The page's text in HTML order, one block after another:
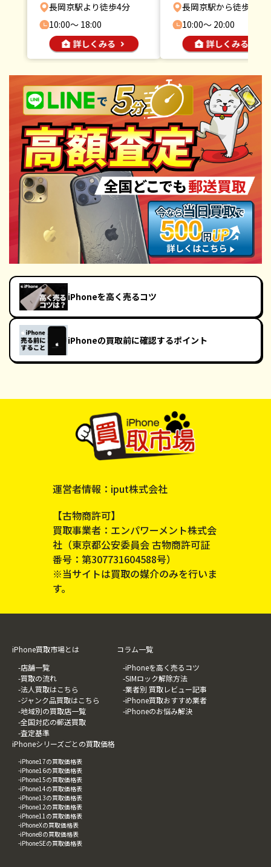
長岡京駅より徒歩4分
10:00〜 18:00
長岡京駅から徒歩14分
10:00〜 20:00
iPhoneを高く売るコツ
iPhoneの買取前に確認するポイント
iPhone買取市場とは
-店舗一覧
-買取の流れ
-法人買取はこちら
-ジャンク品買取はこちら
-地域別の買取店一覧
-全国対応の郵送買取
-査定基準
コラム一覧
-iPhoneを高く売るコツ
-SIMロック解除方法
-業者別 買取レビュー記事
-iPhone買取おすすめ業者
-iPhoneのお悩み解決
iPhoneシリーズごとの買取価格
-iPhone17の買取価格表
-iPhone16の買取価格表
-iPhone15の買取価格表
-iPhone14の買取価格表
-iPhone13の買取価格表
-iPhone12の買取価格表
-iPhone11の買取価格表
-iPhoneXの買取価格表
-iPhone8の買取価格表
-iPhoneSEの買取価格表
運営者情報：iput株式会社
【古物商許可】
買取事業者：エンパワーメント株式会
社（東京都公安委員会 古物商許可証
番号：第307731604588号）
※当サイトは買取の媒介のみを行いま
す。